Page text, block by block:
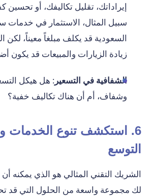
إيراداتك، تقليل تكاليفك، أو تحسين
سبيل المثال، الاستثمار في خدمات
السعودية قد يكلف مبلغاً معيناً، لكن
زيادة الزيارات والمبيعات قد يكون
الشفافية في التسعير: هل هيكل
وشفاف، أم أن هناك تكاليف خفية؟
6. استكشف تنوع الخدمات
التوسع
الشريك التقني المثالي هو الذي يمكنه
لك مجموعة واسعة من الحلول التي قد